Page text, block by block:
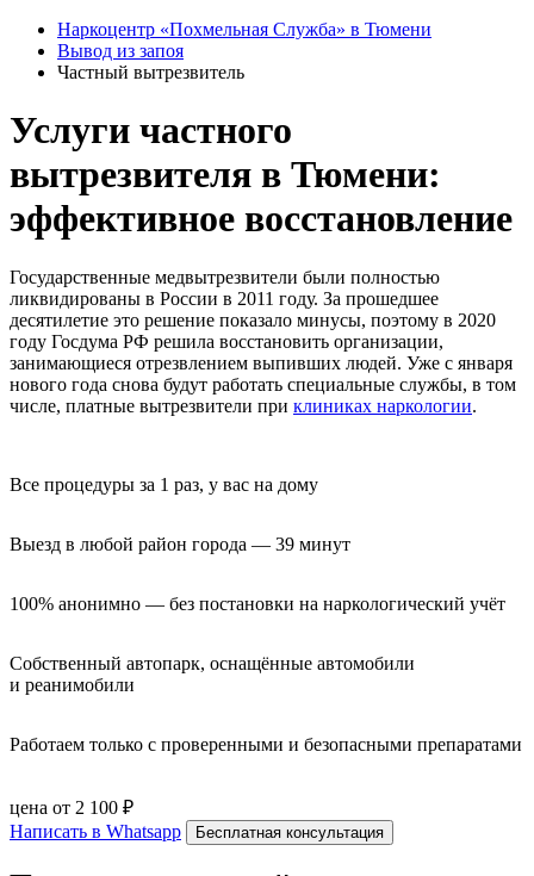
Наркоцентр «Похмельная Служба» в Тюмени
Вывод из запоя
Частный вытрезвитель
Услуги частного
вытрезвителя в Тюмени:
эффективное восстановление
Государственные медвытрезвители были полностью
ликвидированы в России в 2011 году. За прошедшее
десятилетие это решение показало минусы, поэтому в 2020
году Госдума РФ решила восстановить организации,
занимающиеся отрезвлением выпивших людей. Уже с января
нового года снова будут работать специальные службы, в том
числе, платные вытрезвители при клиниках наркологии.
Все процедуры за 1 раз, у вас на дому
Выезд в любой район города — 39 минут
100% анонимно — без постановки на наркологический учёт
Собственный автопарк, оснащённые автомобили
и реанимобили
Работаем только с проверенными и безопасными препаратами
цена от 2 100 ₽
Написать в Whatsapp
Бесплатная консультация